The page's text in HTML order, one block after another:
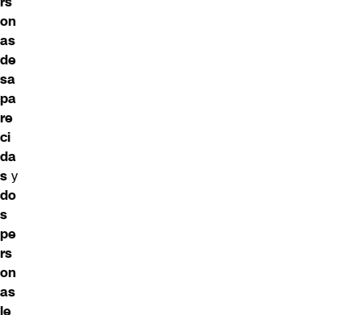
on
as
de
sa
pa
re
ci
da
s y
do
s
pe
rs
on
as